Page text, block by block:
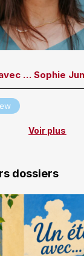
… Sophie
Voir plus
dossiers